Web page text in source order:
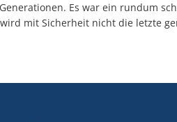
Es war ein rundum
mit Sicherheit nicht die letzte